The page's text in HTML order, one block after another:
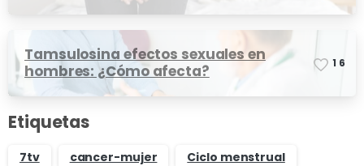
Tamsulosina efectos sexuales en
hombres: ¿Cómo afecta?
1 6
Etiquetas
7tv cancer-mujer
Ciclo menstrual